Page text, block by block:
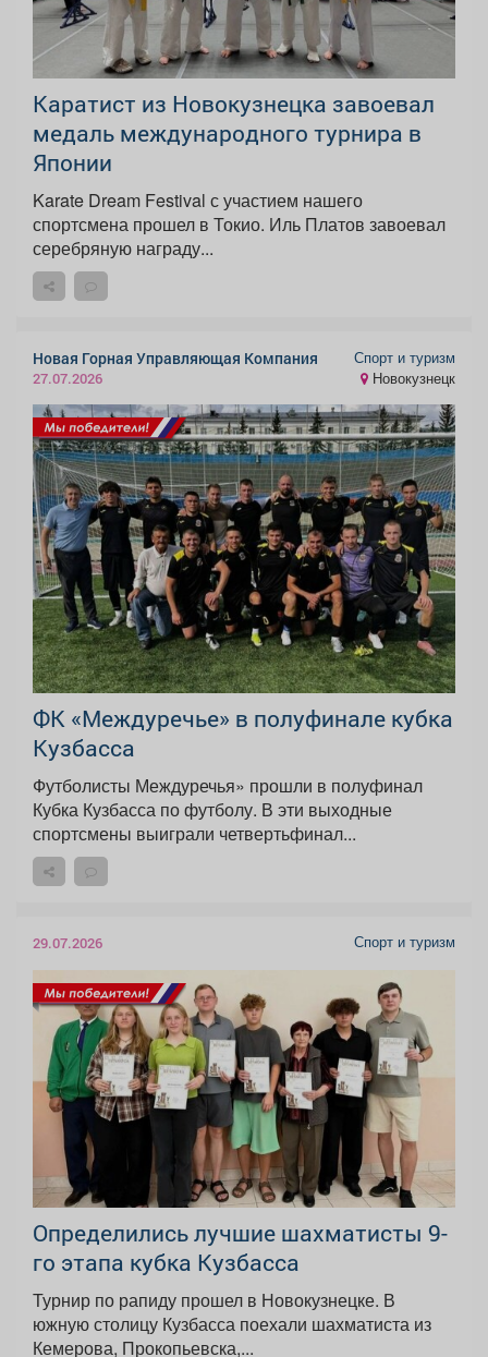
Каратист из Новокузнецка завоевал
медаль международного турнира в
Японии
Karate Dream Festival с участием нашего
спортсмена прошел в Токио. Иль Платов завоевал
серебряную награду...
Новая Горная Управляющая Компания
27.07.2026
Спорт и туризм
Новокузнецк
ФК «Междуречье» в полуфинале кубка
Кузбасса
Футболисты Междуречья» прошли в полуфинал
Кубка Кузбасса по футболу. В эти выходные
спортсмены выиграли четвертьфинал...
29.07.2026 Спорт и туризм
Определились лучшие шахматисты 9-
го этапа кубка Кузбасса
Турнир по рапиду прошел в Новокузнецке. В
южную столицу Кузбасса поехали шахматиста из
Кемерова, Прокопьевска,...